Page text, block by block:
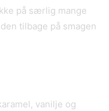
på særlig mange
tilbage på smagen
vanilje og